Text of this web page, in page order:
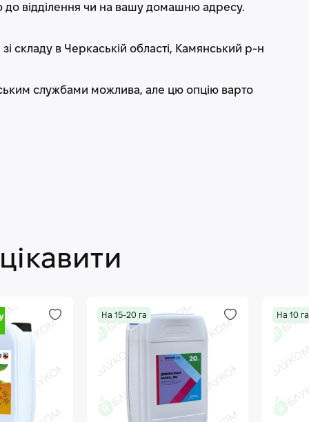
відділення чи на вашу домашню адресу.
складу в Черкаській області, Камянський р-н
службами можлива, але цю опцію варто
На 15-20 га На 10 га